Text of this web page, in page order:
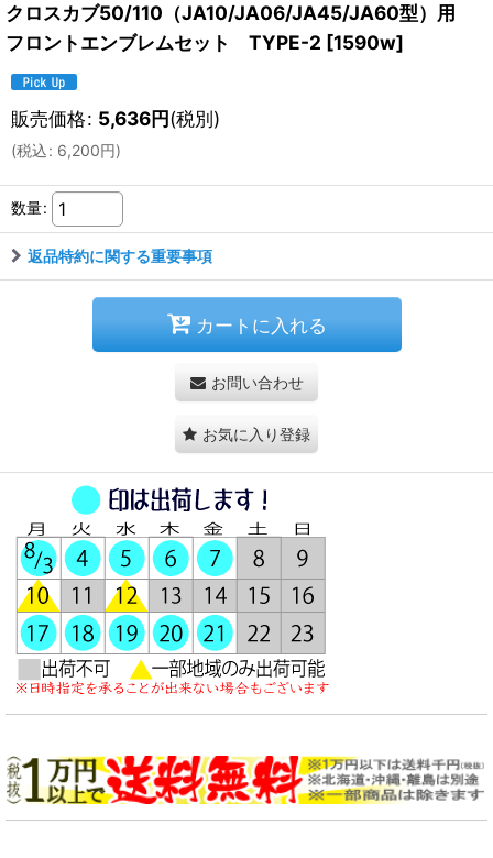
クロスカブ50/110（JA10/JA06/JA45/JA60型）用
フロントエンブレムセット TYPE-2 [1590w]
販売価格: 5,636円(税別)
(税込: 6,200円)
数量:
返品特約に関する重要事項
カートに入れる
お問い合わせ
お気に入り登録